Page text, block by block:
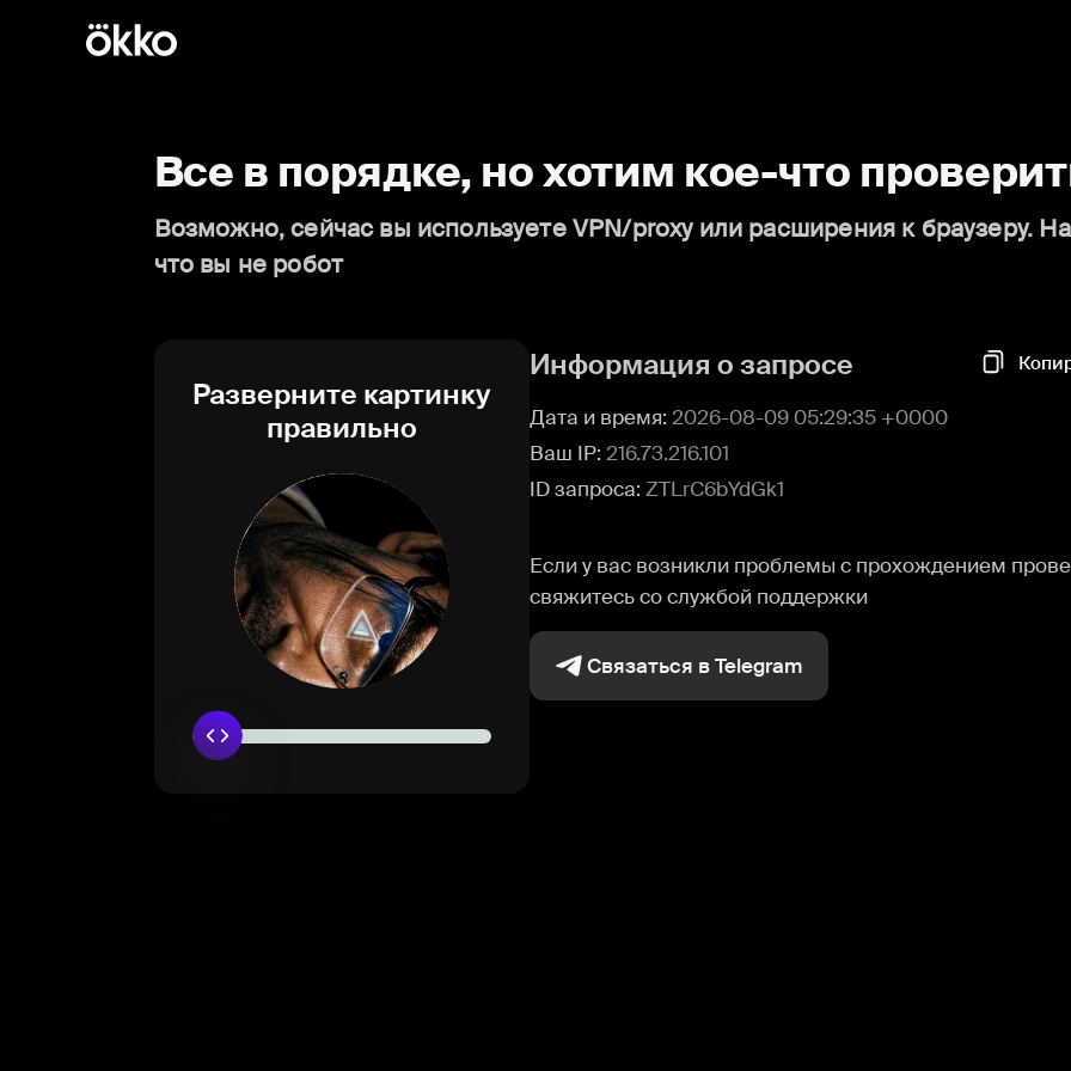
Все в порядке, но хотим кое-что
Возможно, сейчас вы используете VPN/proxy или расширения к браузеру.
что вы не робот
Разверните картинку
правильно
Информация о запросе
Дата и время: 2026-08-09 05:29:35 +0000
Ваш IP: 216.73.216.101
ID запроса: ZTLrC6bYdGk1
Если у вас возникли проблемы с прохождением
свяжитесь со службой поддержки
Связаться в Telegram